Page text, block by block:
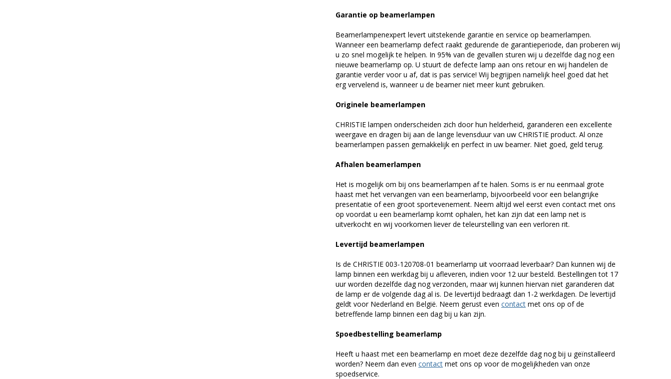
Garantie op beamerlampen
Beamerlampenexpert levert uitstekende garantie en service op beamerlampen.
Wanneer een beamerlamp defect raakt gedurende de garantieperiode, dan proberen wij
u zo snel mogelijk te helpen. In 95% van de gevallen sturen wij u dezelfde dag nog een
nieuwe beamerlamp op. U stuurt de defecte lamp aan ons retour en wij handelen de
garantie verder voor u af, dat is pas service! Wij begrijpen namelijk heel goed dat het
erg vervelend is, wanneer u de beamer niet meer kunt gebruiken.
Originele beamerlampen
CHRISTIE lampen onderscheiden zich door hun helderheid, garanderen een excellente
weergave en dragen bij aan de lange levensduur van uw CHRISTIE product. Al onze
beamerlampen passen gemakkelijk en perfect in uw beamer. Niet goed, geld terug.
Afhalen beamerlampen
Het is mogelijk om bij ons beamerlampen af te halen. Soms is er nu eenmaal grote
haast met het vervangen van een beamerlamp, bijvoorbeeld voor een belangrijke
presentatie of een groot sportevenement. Neem altijd wel eerst even contact met ons
op voordat u een beamerlamp komt ophalen, het kan zijn dat een lamp net is
uitverkocht en wij voorkomen liever de teleurstelling van een verloren rit.
Levertijd beamerlampen
Is de CHRISTIE 003-120708-01 beamerlamp uit voorraad leverbaar? Dan kunnen wij de
lamp binnen een werkdag bij u afleveren, indien voor 12 uur besteld. Bestellingen tot 17
uur worden dezelfde dag nog verzonden, maar wij kunnen hiervan niet garanderen dat
de lamp er de volgende dag al is. De levertijd bedraagt dan 1-2 werkdagen. De levertijd
geldt voor Nederland en België. Neem gerust even contact met ons op of de
betreffende lamp binnen een dag bij u kan zijn.
Spoedbestelling beamerlamp
Heeft u haast met een beamerlamp en moet deze dezelfde dag nog bij u geïnstalleerd
worden? Neem dan even contact met ons op voor de mogelijkheden van onze
spoedservice.